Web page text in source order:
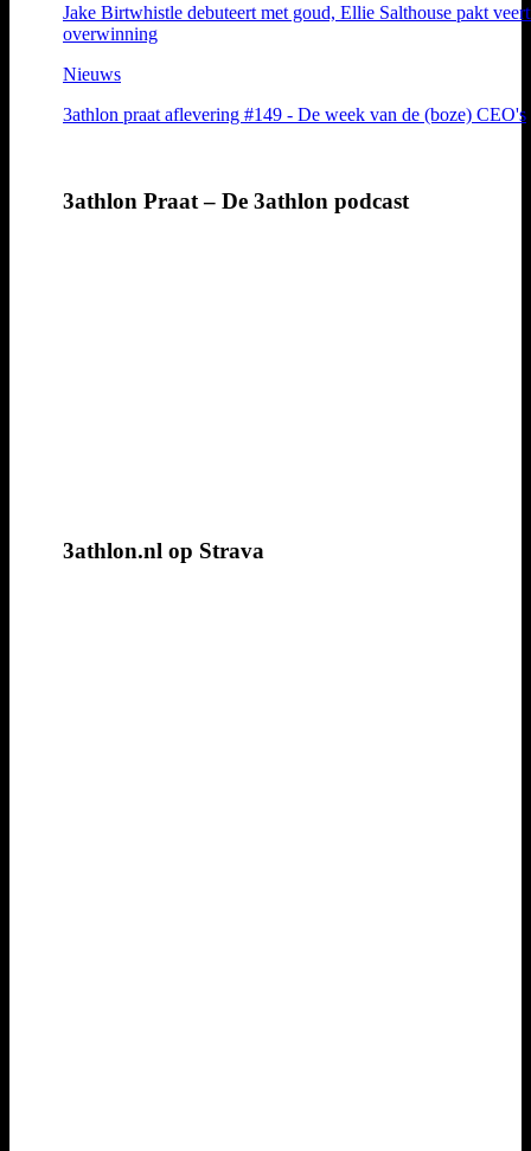
Jake Birtwhistle debuteert met goud, Ellie Salthouse pakt
overwinning
Nieuws
3athlon praat aflevering #149 - De week van de (boze) CEO's
3athlon Praat – De 3athlon podcast
3athlon.nl op Strava